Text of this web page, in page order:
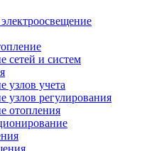
сетей и систем
узлов учета
узлов регулирования
отопления